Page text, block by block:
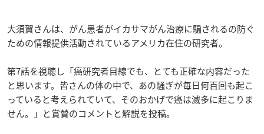
大須賀さんは、がん患者がイカサマがん治療に騙されるの防ぐ
ための情報提供活動されているアメリカ在住の研究者。
第7話を視聴し「癌研究者目線でも、とても正確な内容だった
と思います。皆さんの体の中で、あの騒ぎが毎日何百回も起こ
っていると考えられていて、そのおかげで癌は滅多に起こりま
せん。」と賞賛のコメントと解説を投稿。